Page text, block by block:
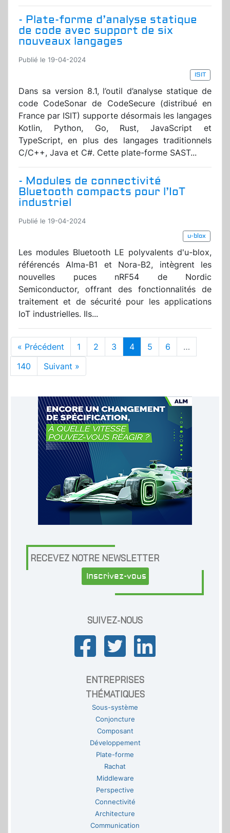
- Plate-forme d’analyse statique
de code avec support de six
nouveaux langages
Publié le 19-04-2024
ISIT
Dans sa version 8.1, l’outil d’analyse statique de
code CodeSonar de CodeSecure (distribué en
France par ISIT) supporte désormais les langages
Kotlin, Python, Go, Rust, JavaScript et
TypeScript, en plus des langages traditionnels
C/C++, Java et C#. Cette plate-forme SAST...
- Modules de connectivité
Bluetooth compacts pour l’IoT
industriel
Publié le 19-04-2024
u-blox
Les modules Bluetooth LE polyvalents d'u-blox,
référencés Alma-B1 et Nora-B2, intègrent les
nouvelles puces nRF54 de Nordic
Semiconductor, offrant des fonctionnalités de
traitement et de sécurité pour les applications
IoT industrielles. Ils...
« Précédent 1 2 3 4 5 6
…
140
Suivant »
RECEVEZ NOTRE NEWSLETTER
Inscrivez-vous
SUIVEZ-NOUS
ENTREPRISES
THÉMATIQUES
Sous-système
Conjoncture
Composant
Développement
Plate-forme
Rachat
Middleware
Perspective
Connectivité
Architecture
Communication